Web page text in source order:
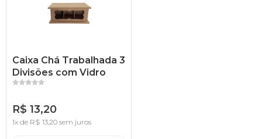
Caixa Chá Trabalhada 3
Divisões com Vidro
R$ 13,20
1x de R$ 13,20 sem juros